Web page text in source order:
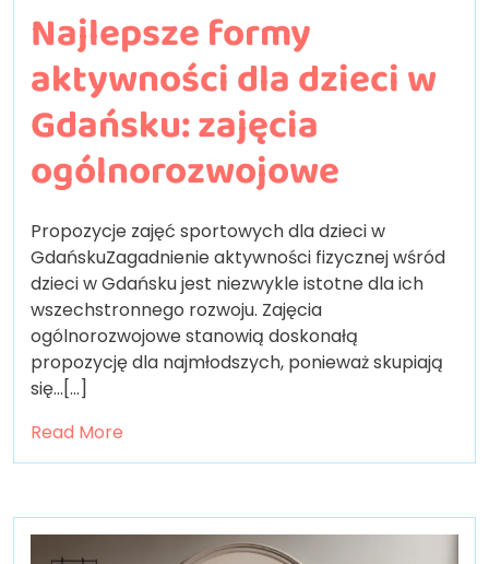
Najlepsze formy
aktywności dla dzieci w
Gdańsku: zajęcia
ogólnorozwojowe
Propozycje zajęć sportowych dla dzieci w
GdańskuZagadnienie aktywności fizycznej wśród
dzieci w Gdańsku jest niezwykle istotne dla ich
wszechstronnego rozwoju. Zajęcia
ogólnorozwojowe stanowią doskonałą
propozycję dla najmłodszych, ponieważ skupiają
się…[...]
Read More